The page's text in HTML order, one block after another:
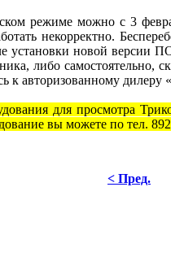
режиме можно с 3
некорректно.
установки новой
либо
к авторизованному дилеру
для просмотра
вы можете по тел.
< Пред.